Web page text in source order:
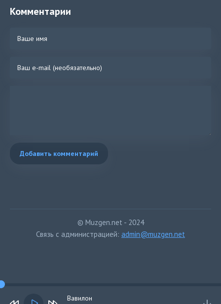
Комментарии
Добавить комментарий
© Muzgen.net - 2024
Связь с администрацией: admin@muzgen.net
Вавилон